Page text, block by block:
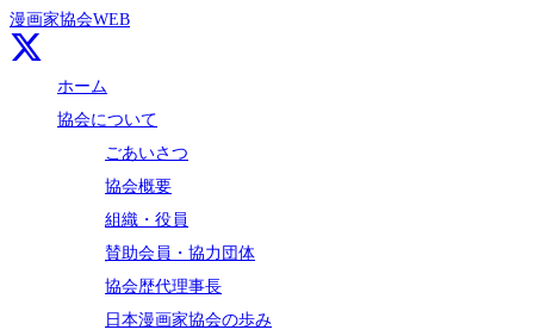
漫画家協会WEB
ホーム
協会について
ごあいさつ
協会概要
組織・役員
賛助会員・協力団体
協会歴代理事長
日本漫画家協会の歩み